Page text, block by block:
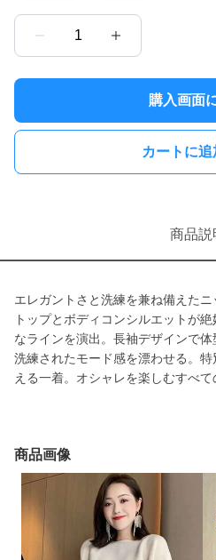
1
購入画面
カートに追
商品説
エレガントさと洗練を兼ね備えた
トップとボディコンシルエットが
なラインを演出。長袖デザインで体
洗練されたモード感を漂わせる。
える一着。オシャレを楽しむすべて
商品画像